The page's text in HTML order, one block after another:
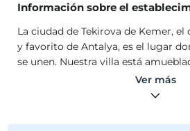
Información sobre el
La ciudad de Tekirova de Kemer,
y favorito de Antalya, es el lugar
se unen. Nuestra villa está
lujosa y conveniente en el centro
ofrecemos muchas instalaciones
También hay una sauna y tenis de
Ver más